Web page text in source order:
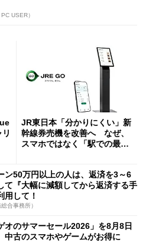
USER）
JR東日本「分かりにくい」新
幹線券売機を改善へ なぜ、
スマホではなく「駅での最短
ン50万円以上の人は、返済を3～6
て『大幅に減額してから返済する手
用して！
合事務所）
オのサマーセール2026」を8月8日
中古のスマホやゲームがお得に